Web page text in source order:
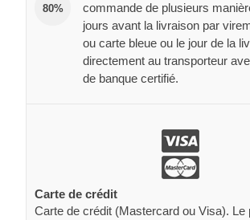
80%
commande de plusieurs
jours avant la livraison par
ou carte bleue ou le jour de la
directement au transporteur
de banque certifié.
Carte de crédit
Carte de crédit (Mastercard ou Visa). Le